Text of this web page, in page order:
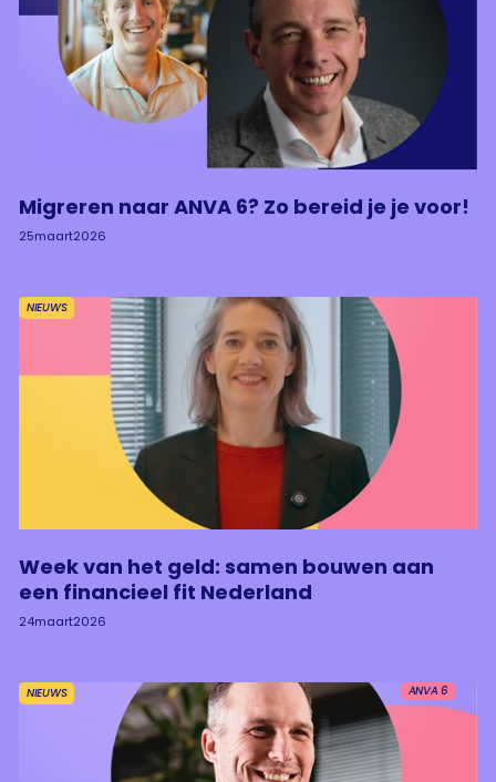
Migreren naar ANVA 6? Zo bereid je je voor!
25maart2026
NIEUWS
Week van het geld: samen bouwen aan
een financieel fit Nederland
24maart2026
ANVA 6
NIEUWS